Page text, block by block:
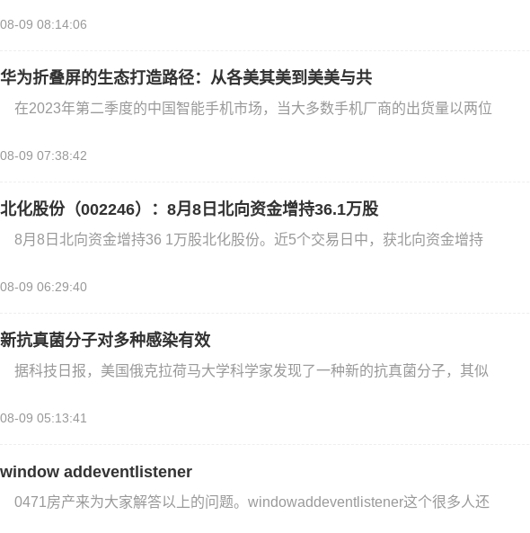
08-09 08:14:06
华为折叠屏的生态打造路径：从各美其美到美美与共
在2023年第二季度的中国智能手机市场，当大多数手机厂商的出货量以两位
08-09 07:38:42
北化股份（002246）：8月8日北向资金增持36.1万股
8月8日北向资金增持36 1万股北化股份。近5个交易日中，获北向资金增持
08-09 06:29:40
新抗真菌分子对多种感染有效
据科技日报，美国俄克拉荷马大学科学家发现了一种新的抗真菌分子，其似
08-09 05:13:41
window addeventlistener
0471房产来为大家解答以上的问题。windowaddeventlistener这个很多人还